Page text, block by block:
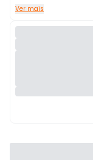
Ver mais